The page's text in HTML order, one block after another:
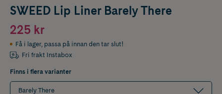
SWEED Lip Liner Barely There
225 kr
Få i lager, passa på innan den tar slut!
Fri frakt Instabox
Finns i flera varianter
Barely There